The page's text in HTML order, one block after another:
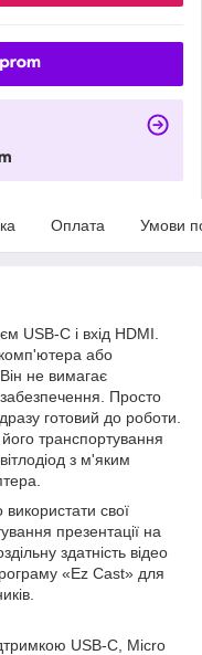
Оплата Умови
USB-C і вхід HDMI.
або
не вимагає
Просто
готовий до роботи.
транспортування
з м'яким
свої
презентації на
здатність відео
«Ez Cast» для
USB-C, Micro